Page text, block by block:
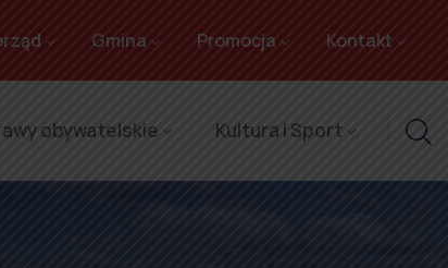
Gmina Promocja Kontakt
obywatelskie Kultura i Sport